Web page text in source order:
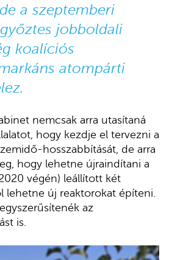
a szeptemberi
jobboldali
koalíciós
atompárti
nemcsak arra utasítaná
hogy kezdje el tervezni a
hosszabbítását, de arra
hogy lehetne újraindítani a
végén) leállított két
lehetne új reaktorokat építeni.
az
is.